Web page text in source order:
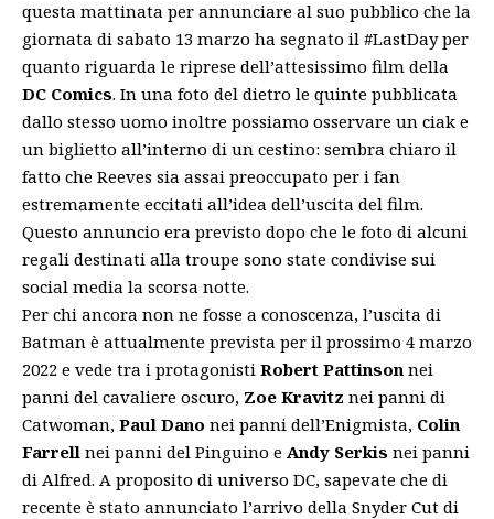
questa mattinata per annunciare al suo pubblico che la
giornata di sabato 13 marzo ha segnato il #LastDay per
quanto riguarda le riprese dell’attesissimo film della
DC Comics. In una foto del dietro le quinte pubblicata
dallo stesso uomo inoltre possiamo osservare un ciak e
un biglietto all’interno di un cestino: sembra chiaro il
fatto che Reeves sia assai preoccupato per i fan
estremamente eccitati all’idea dell’uscita del film.
Questo annuncio era previsto dopo che le foto di alcuni
regali destinati alla troupe sono state condivise sui
social media la scorsa notte.
Per chi ancora non ne fosse a conoscenza, l’uscita di
Batman è attualmente prevista per il prossimo 4 marzo
2022 e vede tra i protagonisti Robert Pattinson nei
panni del cavaliere oscuro, Zoe Kravitz nei panni di
Catwoman, Paul Dano nei panni dell’Enigmista, Colin
Farrell nei panni del Pinguino e Andy Serkis nei panni
di Alfred. A proposito di universo DC, sapevate che di
recente è stato annunciato l’arrivo della Snyder Cut di